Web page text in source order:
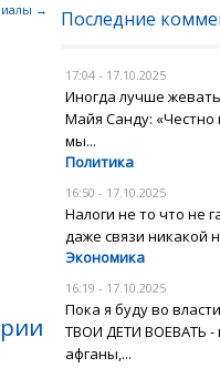
→ Последние
17:04 - 17.10.2025
Иногда лучше
Майя Санду: «Честно
мы...
Политика
16:50 - 17.10.2025
Налоги не то что не
даже связи никакой
Экономика
16:19 - 17.10.2025
Пока я буду во
ТВОИ ДЕТИ ВОЕВАТЬ -
афганы,...